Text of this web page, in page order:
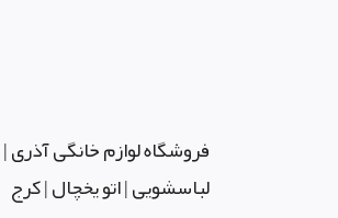
فروشگاه لوازم خانگی آذری |
لباسشویی | اتو یخچال | کرج